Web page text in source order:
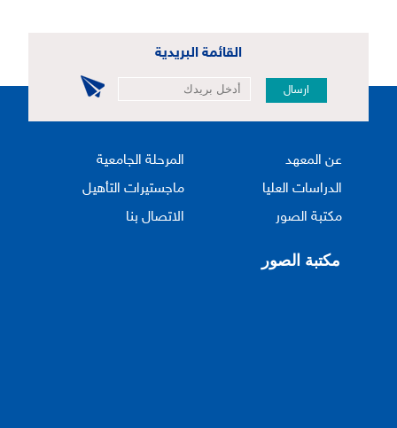
القائمة البريدية
ارسال
عن المعهد
المرحلة الجامعية
الدراسات العليا
ماجستيرات التأهيل
مكتبة الصور
الاتصال بنا